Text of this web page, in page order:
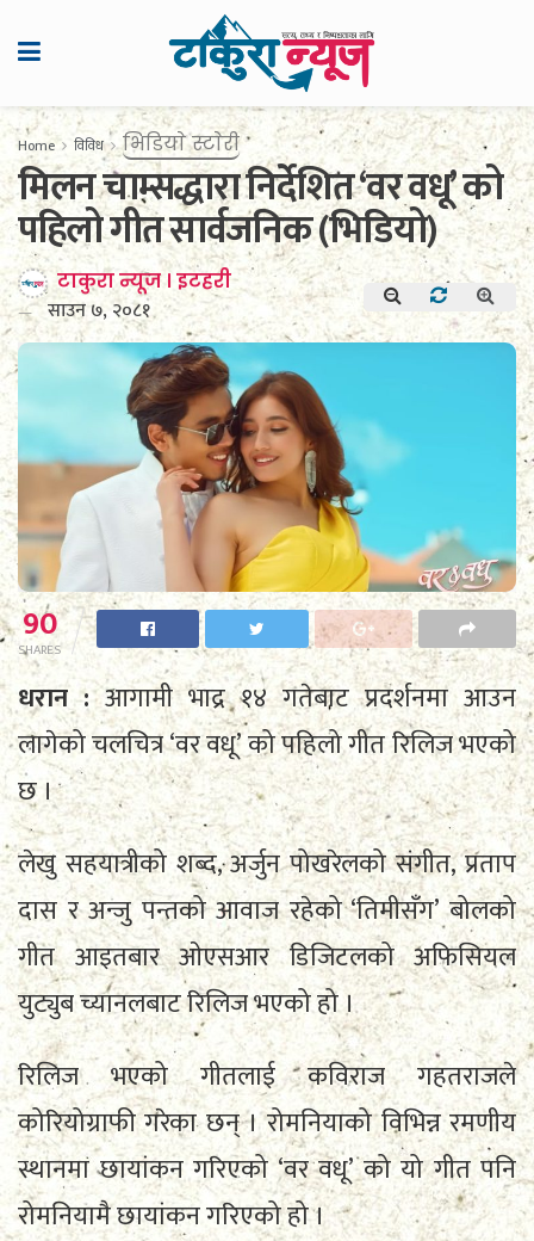
Home विविध भिडियाे स्टाेरी
मिलन चाम्सद्धारा निर्देशित ‘वर वधू’ को
पहिलो गीत सार्वजनिक (भिडियो)
टाकुरा न्यूज । इटहरी
साउन ७, २०८१
90
SHARES
धरान :आगामी भाद्र १४ गतेबाट प्रदर्शनमा आउन
लागेको चलचित्र ‘वर वधू’ को पहिलो गीत रिलिज भएको
छ ।
लेखु सहयात्रीको शब्द, अर्जुन पोखरेलको संगीत, प्रताप
दास र अन्जु पन्तको आवाज रहेको ‘तिमीसँग’ बोलको
गीत आइतबार ओएसआर डिजिटलको अफिसियल
युट्युब च्यानलबाट रिलिज भएको हो ।
रिलिज भएको गीतलाई कविराज गहतराजले
कोरियोग्राफी गरेका छन् । रोमनियाको विभिन्न रमणीय
स्थानमा छायांकन गरिएको ‘वर वधू’ को यो गीत पनि
रोमनियामै छायांकन गरिएको हो ।